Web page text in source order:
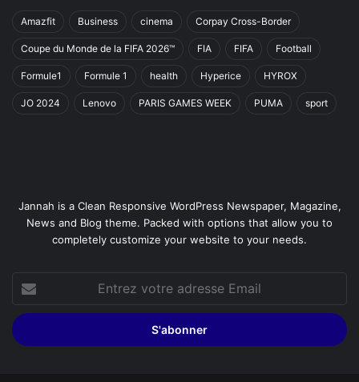
Amazfit Business cinema Corpay Cross-Border
Coupe du Monde de la FIFA 2026™ FIA FIFA Football
Formule1 Formule 1 health Hyperice HYROX
JO 2024 Lenovo PARIS GAMES WEEK PUMA sport
Jannah is a Clean Responsive WordPress Newspaper, Magazine,
News and Blog theme. Packed with options that allow you to
completely customize your website to your needs.
votre
adresse
Email